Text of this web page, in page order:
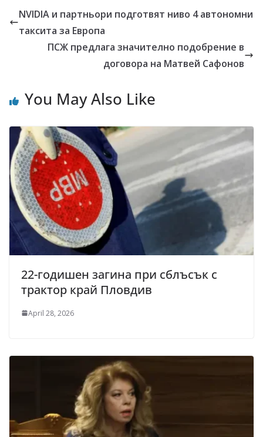
NVIDIA и партньори подготвят ниво 4 автономни
таксита за Европа
ПСЖ предлага значително подобрение в
договора на Матвей Сафонов
You May Also Like
22-годишен загина при сблъсък с
трактор край Пловдив
April 28, 2026